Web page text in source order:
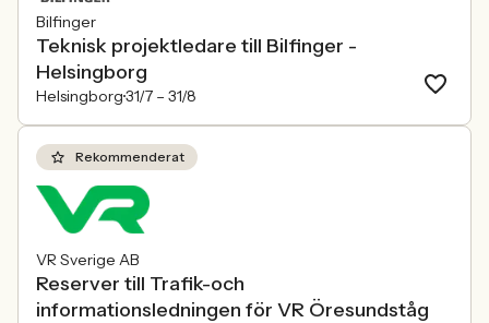
Bilfinger
Teknisk projektledare till Bilfinger -
Helsingborg
Helsingborg31/7 – 31/8
Rekommenderat
VR Sverige AB
Reserver till Trafik-och
informationsledningen för VR Öresundståg